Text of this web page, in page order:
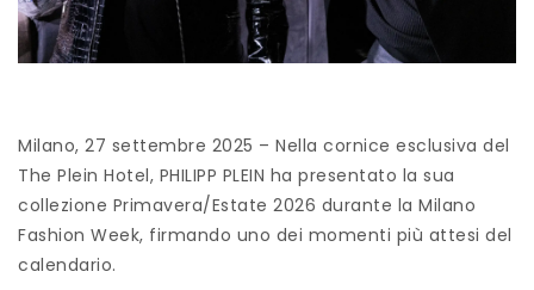
Milano, 27 settembre 2025 – Nella cornice esclusiva del
The Plein Hotel, PHILIPP PLEIN ha presentato la sua
collezione Primavera/Estate 2026 durante la Milano
Fashion Week, firmando uno dei momenti più attesi del
calendario.